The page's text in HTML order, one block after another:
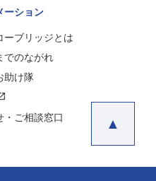
ーション
ーブリッジとは
でのながれ
助け隊
・ご相談窓口
▲